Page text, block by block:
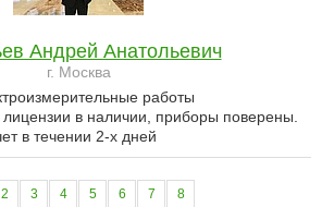
Андрей Анатольевич
г. Москва
работы
в наличии, приборы поверены.
в течении 2-х дней
2 3 4 5 6 7 8